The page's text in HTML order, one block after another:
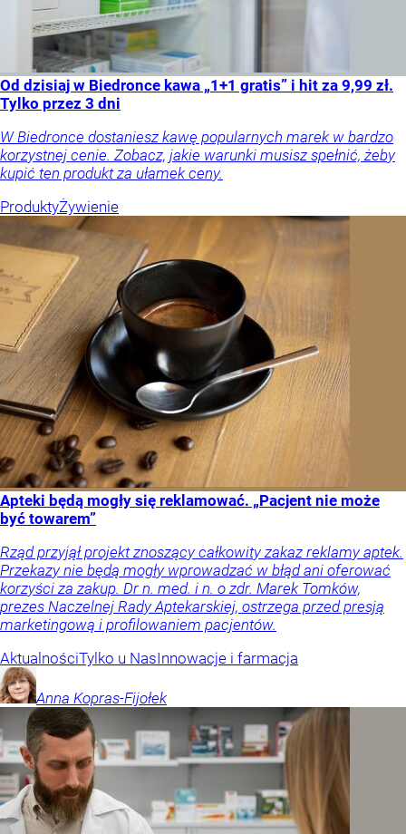
Od dzisiaj w Biedronce kawa „1+1 gratis” i hit za 9,99 zł.
Tylko przez 3 dni
W Biedronce dostaniesz kawę popularnych marek w bardzo
korzystnej cenie. Zobacz, jakie warunki musisz spełnić, żeby
kupić ten produkt za ułamek ceny.
ProduktyŻywienie
Apteki będą mogły się reklamować. „Pacjent nie może
być towarem”
Rząd przyjął projekt znoszący całkowity zakaz reklamy aptek.
Przekazy nie będą mogły wprowadzać w błąd ani oferować
korzyści za zakup. Dr n. med. i n. o zdr. Marek Tomków,
prezes Naczelnej Rady Aptekarskiej, ostrzega przed presją
marketingową i profilowaniem pacjentów.
AktualnościTylko u NasInnowacje i farmacja
Anna Kopras-Fijołek